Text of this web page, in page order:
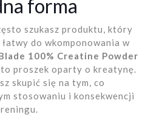
forma
szukasz produktu, który
do wkomponowania w
100% Creatine Powder
to proszek oparty o kreatynę.
skupić się na tym, co
stosowaniu i konsekwencji